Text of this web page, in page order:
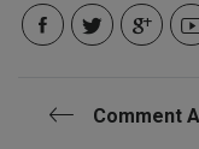
Comment